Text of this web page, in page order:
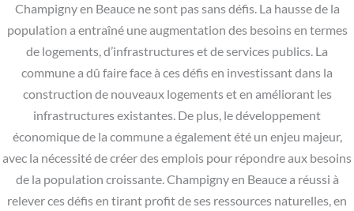
Champigny en Beauce ne sont pas sans défis. La hausse de la
population a entraîné une augmentation des besoins en termes
de logements, d’infrastructures et de services publics. La
commune a dû faire face à ces défis en investissant dans la
construction de nouveaux logements et en améliorant les
infrastructures existantes. De plus, le développement
économique de la commune a également été un enjeu majeur,
avec la nécessité de créer des emplois pour répondre aux besoins
de la population croissante. Champigny en Beauce a réussi à
relever ces défis en tirant profit de ses ressources naturelles, en